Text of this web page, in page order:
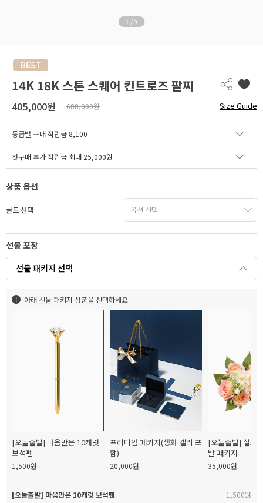
1 /9
14K 18K 스톤 스퀘어 킨트로즈 팔찌
405,000원 688,000원 Size Guide
등급별 구매 적립금 8,100
첫구매 추가 적립금 최대 25,000원
상품 옵션
골드 선택
선물 포장
선물 패키지 선택
아래 선물 패키지 상품을 선택하세요.
[오늘출발] 마음만은 10캐럿
보석펜
1,500원
프리미엄 패키지(생화 캘리 포
함)
20,000원
[오늘출발] 실크
발 패키지
35,000원
[오늘출발] 마음만은 10캐럿 보석펜 1,500원